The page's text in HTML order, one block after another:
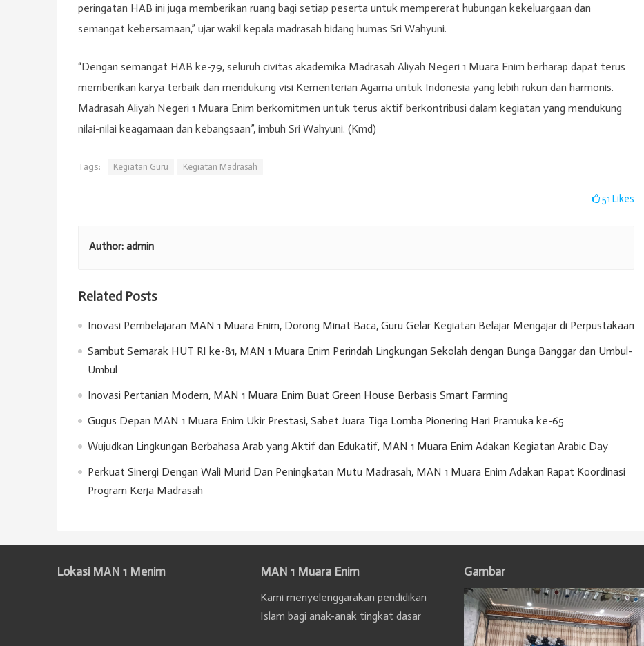
peringatan HAB ini juga memberikan ruang bagi setiap peserta untuk mempererat hubungan kekeluargaan dan
semangat kebersamaan,” ujar wakil kepala madrasah bidang humas Sri Wahyuni.
“Dengan semangat HAB ke-79, seluruh civitas akademika Madrasah Aliyah Negeri 1 Muara Enim berharap dapat terus
memberikan karya terbaik dan mendukung visi Kementerian Agama untuk Indonesia yang lebih rukun dan harmonis.
Madrasah Aliyah Negeri 1 Muara Enim berkomitmen untuk terus aktif berkontribusi dalam kegiatan yang mendukung
nilai-nilai keagamaan dan kebangsaan”, imbuh Sri Wahyuni. (Kmd)
Tags: Kegiatan Guru Kegiatan Madrasah
51 Likes
Author: admin
Related Posts
Inovasi Pembelajaran MAN 1 Muara Enim, Dorong Minat Baca, Guru Gelar Kegiatan Belajar Mengajar di Perpustakaan
Sambut Semarak HUT RI ke-81, MAN 1 Muara Enim Perindah Lingkungan Sekolah dengan Bunga Banggar dan Umbul-
Umbul
Inovasi Pertanian Modern, MAN 1 Muara Enim Buat Green House Berbasis Smart Farming
Gugus Depan MAN 1 Muara Enim Ukir Prestasi, Sabet Juara Tiga Lomba Pionering Hari Pramuka ke-65
Wujudkan Lingkungan Berbahasa Arab yang Aktif dan Edukatif, MAN 1 Muara Enim Adakan Kegiatan Arabic Day
Perkuat Sinergi Dengan Wali Murid Dan Peningkatan Mutu Madrasah, MAN 1 Muara Enim Adakan Rapat Koordinasi
Program Kerja Madrasah
Lokasi MAN 1 Menim MAN 1 Muara Enim
Kami menyelenggarakan pendidikan
Islam bagi anak-anak tingkat dasar
Gambar